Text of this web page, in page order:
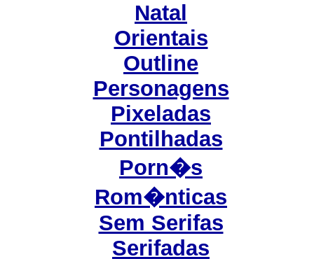
Natal
Orientais
Outline
Personagens
Pixeladas
Pontilhadas
Porn�s
Rom�nticas
Sem Serifas
Serifadas